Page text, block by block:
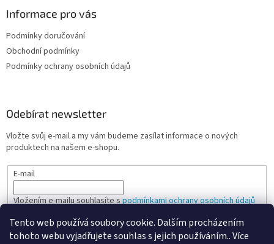
Tento web používá soubory cookie. Dalším procházením
tohoto webu vyjadřujete souhlas s jejich používáním.. Více
Informace pro vás
Podmínky doručování
Obchodní podmínky
Podmínky ochrany osobních údajů
Odebírat newsletter
Vložte svůj e-mail a my vám budeme zasílat informace o nových
produktech na našem e-shopu.
E-mail
Vložením e-mailu souhlasíte spodmínkami ochrany osobních údajů
PŘIHLÁSIT SE